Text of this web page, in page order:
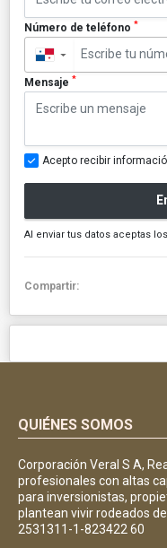
Número de teléfono *
▼
Mensaje *
Acepto recibir
Al enviar tus datos aceptas los
Compartir:
QUIÉNES SOMOS
Corporación Veral S A,
profesionales con altas
para inversionistas,
plantean vivir rodeados
2531311-1-823422 60